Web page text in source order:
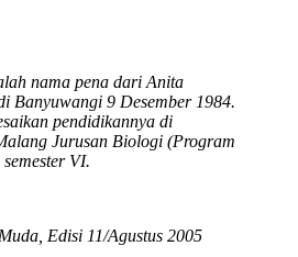
nama pena dari Anita
Banyuwangi 9 Desember 1984.
pendidikannya di
Jurusan Biologi (Program
VI.
Edisi 11/Agustus 2005